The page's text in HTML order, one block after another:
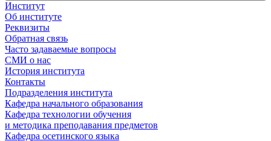
Институт
Об институте
Реквизиты
Обратная связь
Часто задаваемые вопросы
СМИ о нас
История института
Контакты
Подразделения института
Кафедра начального образования
Кафедра технологии обучения
и методика преподавания предметов
Кафедра осетинского языка